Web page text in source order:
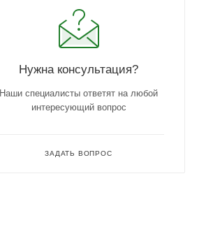
Нужна консультация?
Наши специалисты ответят на любой
интересующий вопрос
ЗАДАТЬ ВОПРОС